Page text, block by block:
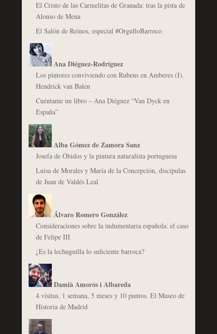
El Cristo de las Carmelitas de Granada: tras la pista de
Alonso de Mena
El Salón de Reinos, especial #OrgulloBarroco
Ana Diéguez-Rodríguez
Los pintores conviviendo con Rubens en Amberes (I).
Hendrick van Balen
Cuéntame un libro – Ana Diéguez “Van Dyck en
España”
Alba Gómez de Zamora Sanz
Josefa de Óbidos y la pintura naturalista portuguesa
Luisa de Morales y María de la Concepción, discípulas
de Juan de Valdés Leal
Álvaro Romero González
Consideraciones sobre la indumentaria española: el caso
de Felipe III
¿Es la lechuguilla lo suficiente barroca?
Damià Amorós i Albareda
4 visitas, 1 semana, 5 meses y 10 puntos. El Museo de
Historia de Madrid